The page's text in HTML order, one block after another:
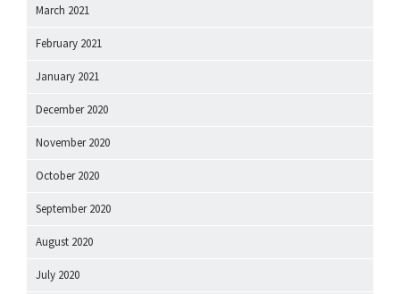
March 2021
February 2021
January 2021
December 2020
November 2020
October 2020
September 2020
August 2020
July 2020